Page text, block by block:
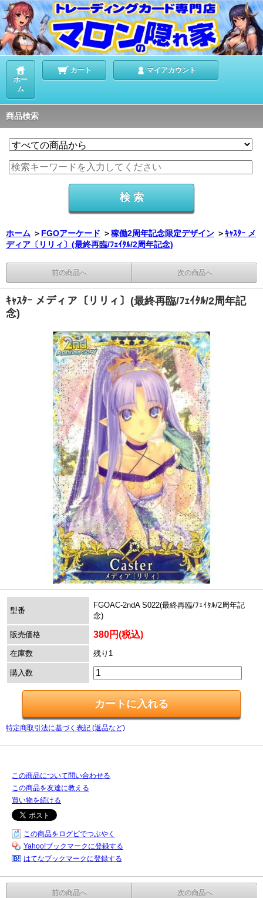
ホー
ム
カート マイアカウント
商品検索
ホーム ＞ FGOアーケード ＞稼働2周年記念限定デザイン ＞ｷｬｽﾀｰ メ
ディア〔リリィ〕(最終再臨/ﾌｪｲﾀﾙ/2周年記念)
前の商品へ 次の商品へ
ｷｬｽﾀｰ メディア〔リリィ〕(最終再臨/ﾌｪｲﾀﾙ/2周年記
念)
型番
FGOAC-2ndA S022(最終再臨/ﾌｪｲﾀﾙ/2周年記
念)
販売価格 380円(税込)
在庫数 残り1
購入数
特定商取引法に基づく表記 (返品など)
この商品について問い合わせる
この商品を友達に教える
買い物を続ける
この商品をログピでつぶやく
Yahoo!ブックマークに登録する
はてなブックマークに登録する
前の商品へ 次の商品へ